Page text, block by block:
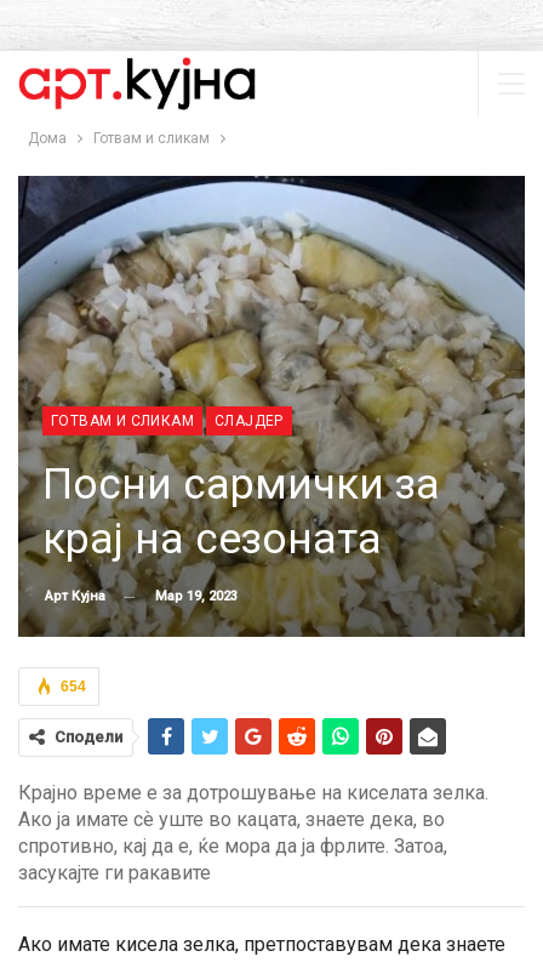
Дома Готвам и сликам
ГОТВАМ И СЛИКАМ СЛАЈДЕР
Посни сармички за
крај на сезоната
Арт Кујна Мар 19, 2023
654
Сподели
Крајно време е за дотрошување на киселата зелка.
Ако ја имате сѐ уште во кацата, знаете дека, во
спротивно, кај да е, ќе мора да ја фрлите. Затоа,
засукајте ги ракавите
Ако имате кисела зелка, претпоставувам дека знаете